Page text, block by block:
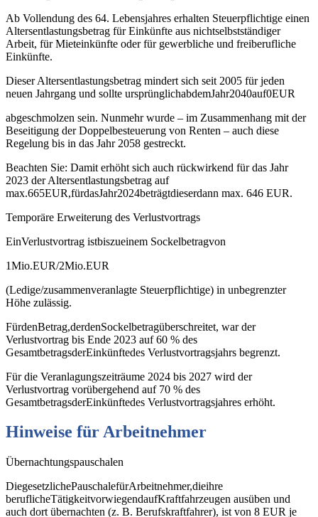
Ab Vollendung des 64. Lebensjahres erhalten Steuerpflichtige einen
Altersentlastungsbetrag für Einkünfte aus nichtselbstständiger
Arbeit, für Mieteinkünfte oder für gewerbliche und freiberufliche
Einkünfte.
Dieser Altersentlastungsbetrag mindert sich seit 2005 für jeden
neuen Jahrgang und sollte ursprünglichabdemJahr2040auf0EUR
abgeschmolzen sein. Nunmehr wurde – im Zusammenhang mit der
Beseitigung der Doppelbesteuerung von Renten – auch diese
Regelung bis in das Jahr 2058 gestreckt.
Beachten Sie: Damit erhöht sich auch rückwirkend für das Jahr
2023 der Altersentlastungsbetrag auf
max.665EUR,fürdasJahr2024beträgtdieserdann max. 646 EUR.
Temporäre Erweiterung des Verlustvortrags
EinVerlustvortrag istbiszueinem Sockelbetragvon
1Mio.EUR/2Mio.EUR
(Ledige/zusammenveranlagte Steuerpflichtige) in unbegrenzter
Höhe zulässig.
FürdenBetrag,derdenSockelbetragüberschreitet, war der
Verlustvortrag bis Ende 2023 auf 60 % des
GesamtbetragsderEinkünftedes Verlustvortragsjahrs begrenzt.
Für die Veranlagungszeiträume 2024 bis 2027 wird der
Verlustvortrag vorübergehend auf 70 % des
GesamtbetragsderEinkünftedes Verlustvortragsjahres erhöht.
Hinweise fürArbeitnehmer
Übernachtungspauschalen
DiegesetzlichePauschalefürArbeitnehmer,dieihre
beruflicheTätigkeitvorwiegendaufKraftfahrzeugen ausüben und
auch dort übernachten (z. B. Berufskraftfahrer), ist von 8 EUR je